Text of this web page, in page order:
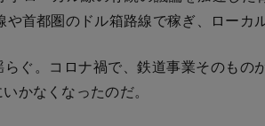
首都圏のドル箱路線で稼ぎ、ローカ
ぐ。コロナ禍で、鉄道事業そのもの
かなくなったのだ。